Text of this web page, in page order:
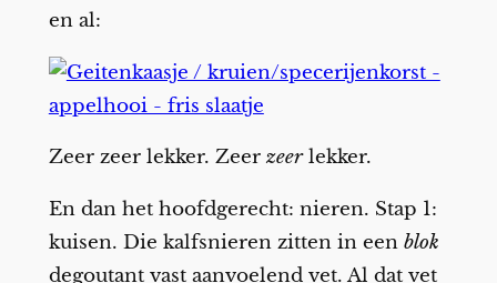
en al:
Zeer zeer lekker. Zeer zeerlekker.
En dan het hoofdgerecht: nieren. Stap 1:
kuisen. Die kalfsnieren zitten in een blok
degoutant vast aanvoelend vet. Al dat vet